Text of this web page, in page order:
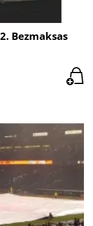
Bezmaksas